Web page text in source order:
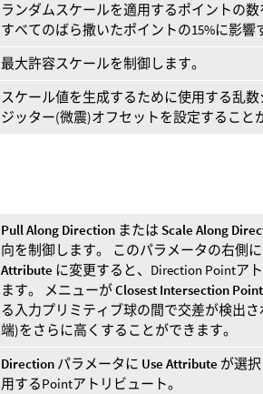
ランダムスケールを適用するポイントの数
すべてのばら撒いたポイントの15%に影響
最大許容スケールを制御します。
スケール値を生成するために使用する乱
ジッター(微震)オフセットを設定すること
Pull Along Direction または Scale Along
向を制御します。 このパラメータの右側
Attribute に変更すると、Direction Pointア
ます。 メニューがClosest Intersection
る入力プリミティブ球の間で交差が検出
端)をさらに高くすることができます。
Direction パラメータに Use Attribute が選
用するPointアトリビュート。